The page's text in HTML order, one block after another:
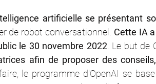
artificielle se présentant
de robot conversationnel. Cette IA
le 30 novembre 2022. Le but de
afin de proposer des
le programme d'OpenAI se